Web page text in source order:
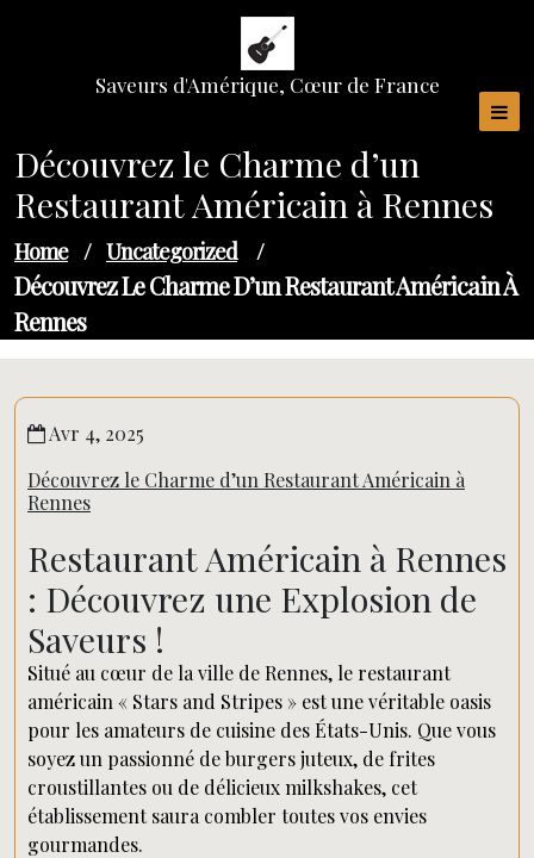
Saveurs d'Amérique, Cœur de France
Découvrez le Charme d’un
Restaurant Américain à Rennes
Home / Uncategorized /
Découvrez Le Charme D’un Restaurant Américain À
Rennes
Avr 4, 2025
Découvrez le Charme d’un Restaurant Américain à
Rennes
Restaurant Américain à Rennes
: Découvrez une Explosion de
Saveurs !
Situé au cœur de la ville de Rennes, le restaurant
américain « Stars and Stripes » est une véritable oasis
pour les amateurs de cuisine des États-Unis. Que vous
soyez un passionné de burgers juteux, de frites
croustillantes ou de délicieux milkshakes, cet
établissement saura combler toutes vos envies
gourmandes.